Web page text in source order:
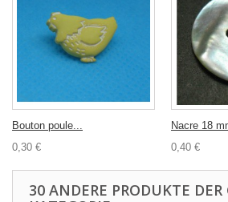
Bouton poule...
0,30 €
Nacre 18
0,40 €
30 ANDERE PRODUKTE DER